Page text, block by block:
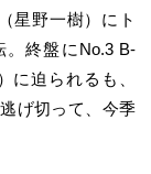
星野一樹）にト
終盤にNo.3 B-
に迫られるも、
げ切って、今季